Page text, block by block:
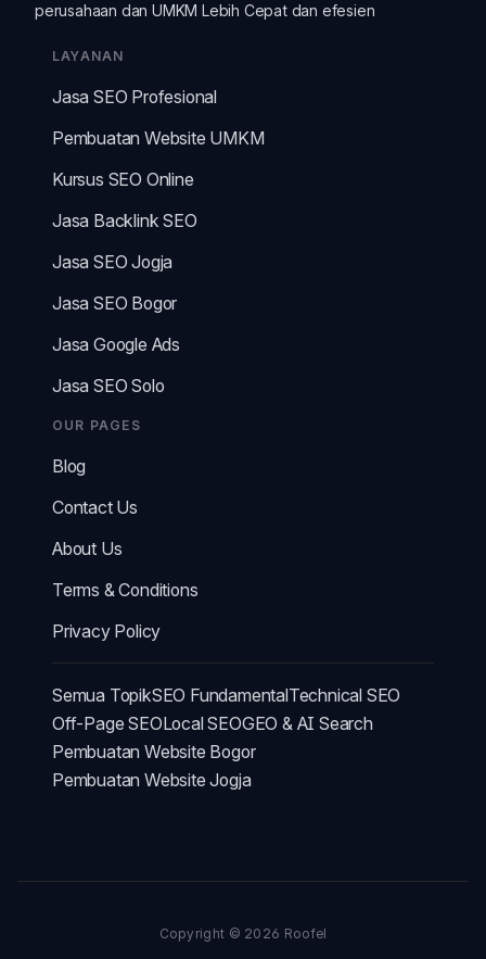
perusahaan danUMKM Lebih Cepat dan efesien
LAYANAN
Jasa SEO Profesional
Pembuatan Website UMKM
Kursus SEO Online
Jasa Backlink SEO
Jasa SEO Jogja
Jasa SEO Bogor
Jasa Google Ads
Jasa SEO Solo
OUR PAGES
Blog
Contact Us
About Us
Terms & Conditions
Privacy Policy
Semua TopikSEO FundamentalTechnical SEO
Off-Page SEOLocal SEOGEO & AI Search
Pembuatan Website Bogor
Pembuatan Website Jogja
Copyright © 2026 Roofel